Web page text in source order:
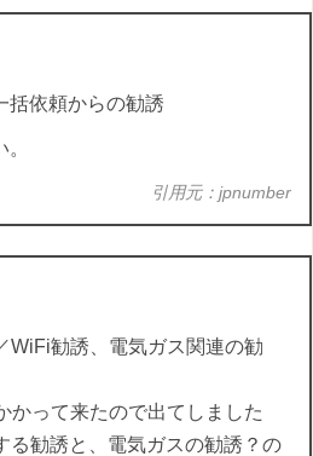
括依頼からの勧誘
引用元：jpnumber
WiFi勧誘、電気ガス関連の勧
かって来たので出てしました
る勧誘と、電気ガスの勧誘？の